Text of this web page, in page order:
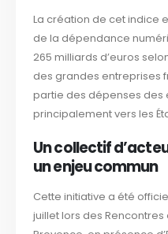
La création de cet indice
de la dépendance
265 milliards d’euros
des grandes entreprises
partie des dépenses des
principalement vers les
Un collectif
un enjeu commun
Cette initiative a été
juillet lors des